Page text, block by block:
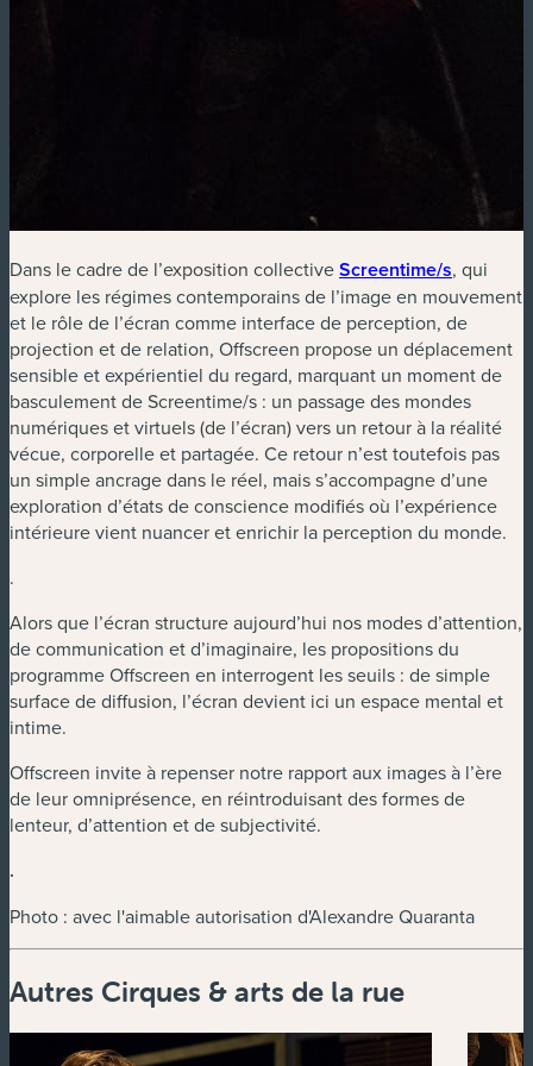
Dans le cadre de l’exposition collectiveScreentime/s, qui
explore les régimes contemporains de l’image en mouvement
et le rôle de l’écran comme interface de perception, de
projection et de relation, Offscreen propose un déplacement
sensible et expérientiel du regard, marquant un moment de
basculement de Screentime/s : un passage des mondes
numériques et virtuels (de l’écran) vers un retour à la réalité
vécue, corporelle et partagée. Ce retour n’est toutefois pas
un simple ancrage dans le réel, mais s’accompagne d’une
exploration d’états de conscience modifiés où l’expérience
intérieure vient nuancer et enrichir la perception du monde.
.
Alors que l’écran structure aujourd’hui nos modes d’attention,
de communication et d’imaginaire, les propositions du
programme Offscreen en interrogent les seuils : de simple
surface de diffusion, l’écran devient ici un espace mental et
intime.
Offscreen invite à repenser notre rapport aux images à l’ère
de leur omniprésence, en réintroduisant des formes de
lenteur, d’attention et de subjectivité.
.
Photo : avec l'aimable autorisation d'Alexandre Quaranta
Autres Cirques & arts de la rue